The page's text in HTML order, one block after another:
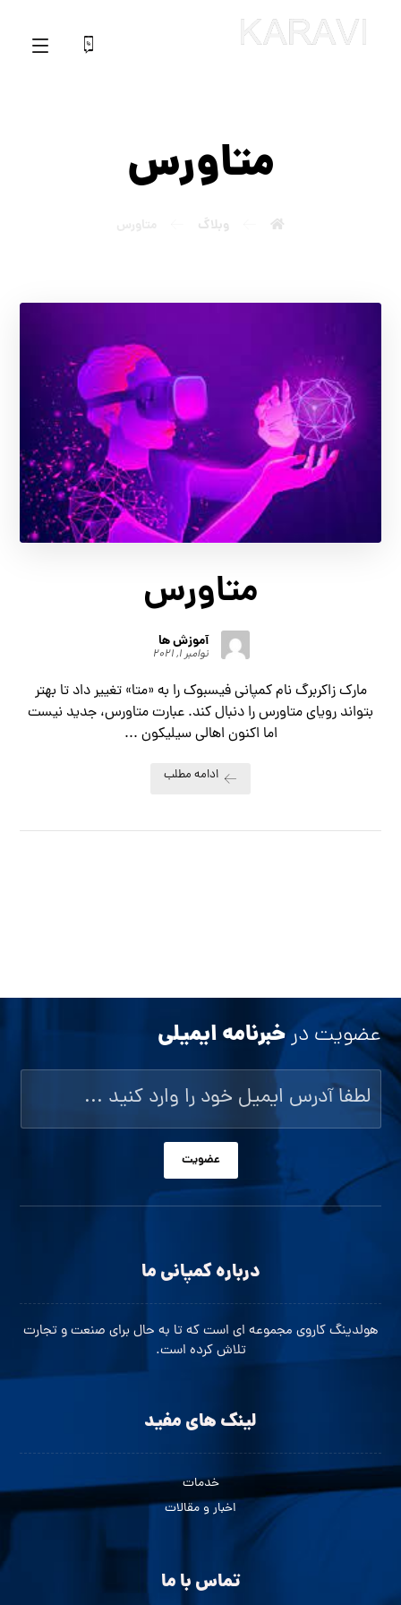
متاورس
وبلاگ
متاورس
آموزش ها
نوامبر ۱, ۲۰۲۱
مارک زاکربرگ نام کمپانی فیسبوک را به «متا» تغییر داد تا بهتر
بتواند رویای متاورس را دنبال کند. عبارت متاورس، جدید نیست
اما اکنون اهالی سیلیکون ...
ادامه مطلب
عضویت درخبرنامه ایمیلی
عضویت
درباره کمپانی ما
هولدینگ کاروی مجموعه ای است که تا به حال برای صنعت و تجارت
تلاش کرده است.
لینک های مفید
خدمات
اخبار و مقالات
تماس با ما